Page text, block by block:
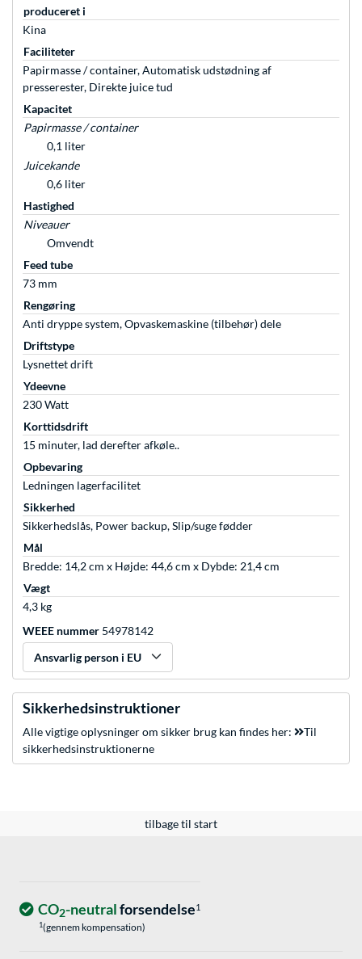
produceret i
Kina
Faciliteter
Papirmasse / container, Automatisk udstødning af
presserester, Direkte juice tud
Kapacitet
Papirmasse / container
0,1 liter
Juicekande
0,6 liter
Hastighed
Niveauer
Omvendt
Feed tube
73 mm
Rengøring
Anti dryppe system, Opvaskemaskine (tilbehør) dele
Driftstype
Lysnettet drift
Ydeevne
230 Watt
Korttidsdrift
15 minuter, lad derefter afkøle..
Opbevaring
Ledningen lagerfacilitet
Sikkerhed
Sikkerhedslås, Power backup, Slip/suge fødder
Mål
Bredde: 14,2 cm x Højde: 44,6 cm x Dybde: 21,4 cm
Vægt
4,3 kg
WEEE nummer 54978142
Ansvarlig person i EU
Sikkerhedsinstruktioner
Alle vigtige oplysninger om sikker brug kan findes her:
Til
sikkerhedsinstruktionerne
tilbage til start
CO2-neutralforsendelse1
1(gennem kompensation)